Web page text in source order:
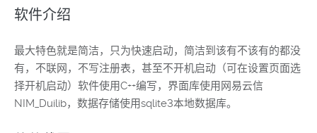
软件介绍
最大特色就是简洁，只为快速启动，简洁到该有不该有的都没
有，不联网，不写注册表，甚至不开机启动（可在设置页面选
择开机启动）软件使用C++编写，界面库使用网易云信
NIM_Duilib，数据存储使用sqlite3本地数据库。